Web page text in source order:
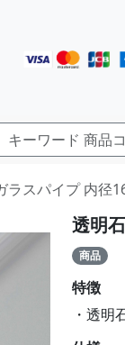
ラスパイプ 内径
透明
商品
特徴
・透